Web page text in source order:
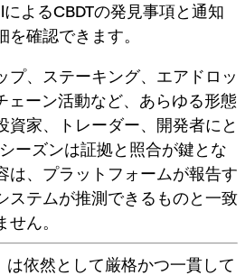
よるCBDTの発見事項と通知
を確認できます。
プ、ステーキング、エアドロッ
ェーン活動など、あらゆる形態
資家、トレーダー、開発者にと
ーズンは証拠と照合が鍵とな
は、プラットフォームが報告す
ステムが推測できるものと一致
ん。
は依然として厳格かつ一貫して